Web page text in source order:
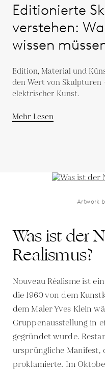
Editionierte
verstehen:
wissen
Edition, Material und
den Wert von Skulpturen
elektrischer Kunst.
Mehr Lesen
Artwork
Was ist der
Realismus?
Nouveau Réalisme ist
die 1960 von dem
dem Maler Yves Klein
Gruppenausstellung in
gegründet wurde.
ursprüngliche Manifest,
proklamierte. Im